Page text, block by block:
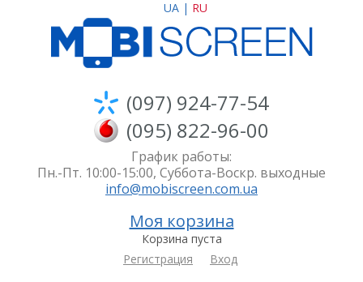
UA | RU
(097) 924-77-54
(095) 822-96-00
График работы:
Пн.-Пт. 10:00-15:00, Суббота-Воскр. выходные
info@mobiscreen.com.ua
Моя корзина
Корзина пуста
Регистрация
Вход